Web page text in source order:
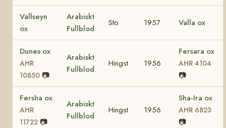
Vallseyn
ox
Arabiskt
Fullblod
Sto 1957 Valla ox
Dunes ox
AHR
10850 📷
Arabiskt
Fullblod
Hingst 1956
Fersara ox
AHR 4104
📷
Fersha ox
AHR
11722 📷
Arabiskt
Fullblod
Hingst 1956
Sha-Ira ox
AHR 6823
📷